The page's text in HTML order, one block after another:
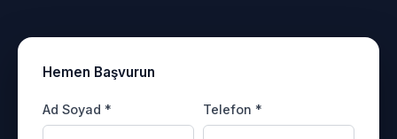
Hemen Başvurun
Ad Soyad * Telefon *